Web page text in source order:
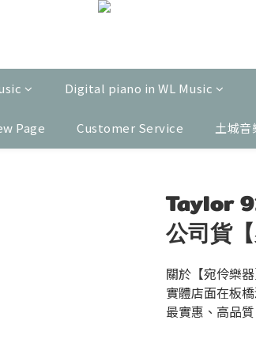
Digital piano in WL Music
Page Customer Service 土城音
Taylor
公司貨
關於【宛伶樂器
實體店面在板
最實惠、高品